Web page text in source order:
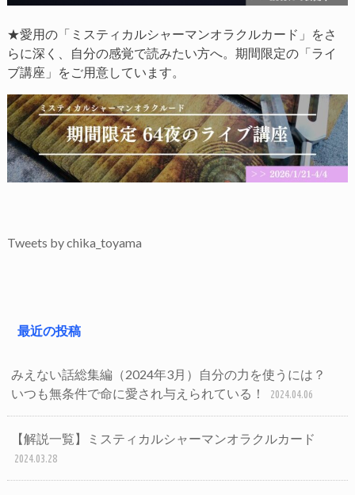
★愛用の「ミスティカルシャーマンオラクルカード」をさ
らに深く、自分の感覚で読みたい方へ。期間限定の「ライ
ブ講座」をご用意しています。
Tweets by chika_toyama
最近の投稿
みえない話総集編（2024年3月）自分の力を使うには？
いつも無条件で命に愛され与えられている！
2024.04.06
【解説一覧】ミスティカルシャーマンオラクルカード
2024.03.28